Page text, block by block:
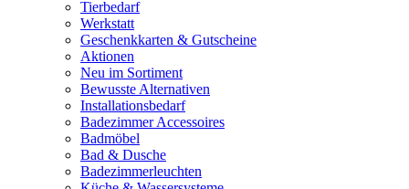
Tierbedarf
Werkstatt
Geschenkkarten & Gutscheine
Aktionen
Neu im Sortiment
Bewusste Alternativen
Installationsbedarf
Badezimmer Accessoires
Badmöbel
Bad & Dusche
Badezimmerleuchten